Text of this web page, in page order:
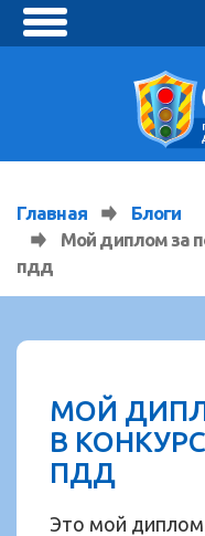
toggle
Главная
Блоги
Мой диплом за
пдд
МОЙ
В
ПДД
Это мой диплом